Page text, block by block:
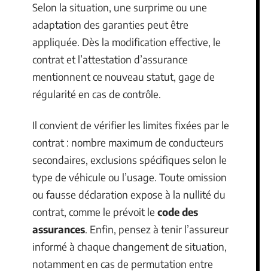
Selon la situation, une surprime ou une
adaptation des garanties peut être
appliquée. Dès la modification effective, le
contrat et l’attestation d’assurance
mentionnent ce nouveau statut, gage de
régularité en cas de contrôle.
Il convient de vérifier les limites fixées par le
contrat : nombre maximum de conducteurs
secondaires, exclusions spécifiques selon le
type de véhicule ou l’usage. Toute omission
ou fausse déclaration expose à la nullité du
contrat, comme le prévoit le code des
assurances. Enfin, pensez à tenir l’assureur
informé à chaque changement de situation,
notamment en cas de permutation entre